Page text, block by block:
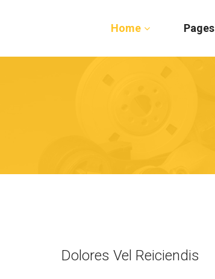
Home Pages
Dolores Vel Reiciendis